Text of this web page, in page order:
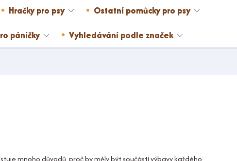
Hračky pro psy Ostatní pomůcky pro psy
páníčky Vyhledávání podle značek
mnoho důvodů, proč by měly být součástí výbavy každého